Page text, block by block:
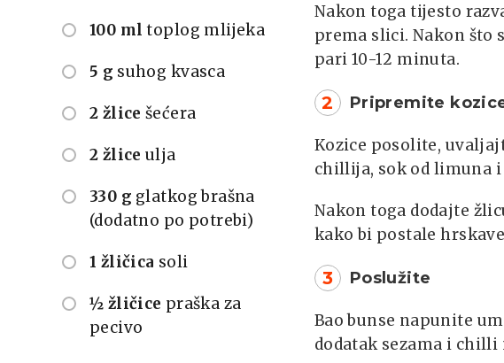
100 ml toplog mlijeka
5 g suhog kvasca
2 žlice šećera
2 žlice ulja
330 g glatkog brašna
(dodatno po potrebi)
1 žličica soli
½ žličice praška za
pecivo
Nakon toga tijesto
prema slici. Nakon što
pari 10-12 minuta.
2 Pripremite
Kozice posolite,
chillija, sok od limuna
Nakon toga dodajte
kako bi postale
3 Poslužite
Bao bunse napunite
dodatak sezama i chilli